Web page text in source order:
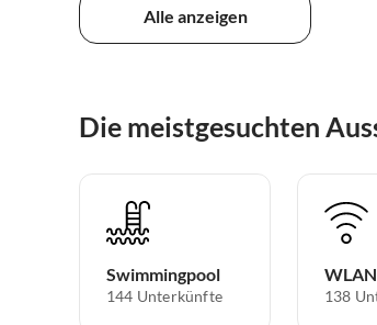
Alle anzeigen
Die meistgesuchten
Swimmingpool
144 Unterkünfte
WLAN
138